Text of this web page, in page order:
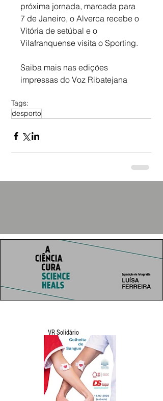
próxima jornada, marcada para
7 de Janeiro, o Alverca recebe o
Vitória de setúbal e o
Vilafranquense visita o Sporting.
Saiba mais nas edições
impressas do Voz Ribatejana
Tags:
desporto
VR Solidário